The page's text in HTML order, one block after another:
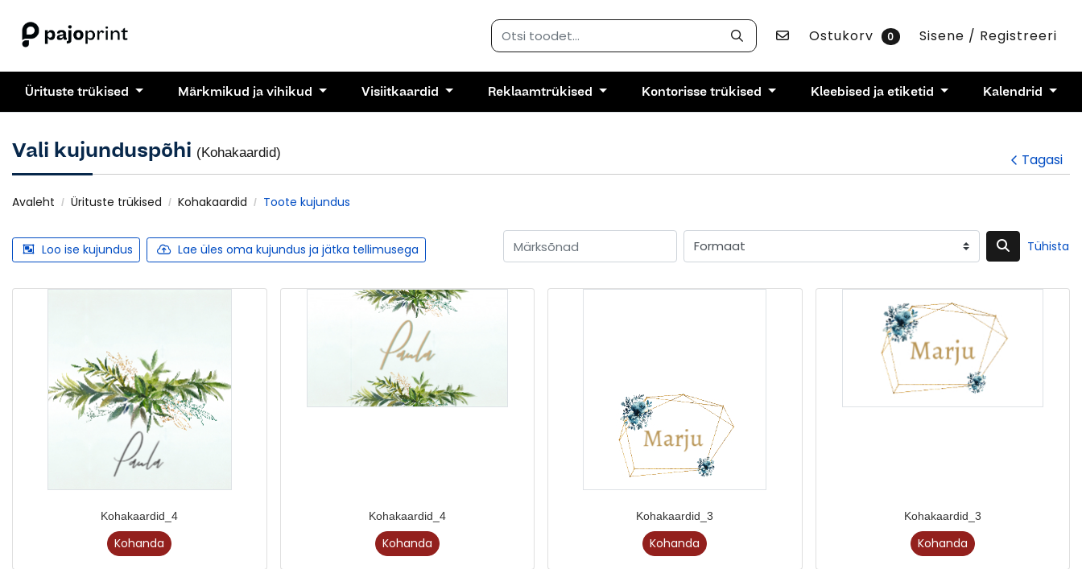
Võta ühendust
Ostukorv 0 Sisene / Registreeri
Ürituste trükised Märkmikud ja vihikud Visiitkaardid Reklaamtrükised Kontorisse trükised Kleebised ja etiketid Kalendrid
Vali kujunduspõhi (Kohakaardid) Tagasi
Avaleht Ürituste trükised Kohakaardid Toote kujundus
Loo ise kujundus Lae üles oma kujundus ja jätka tellimusega Tühista
Kohakaardid_4
Kohanda
Kohakaardid_4
Kohanda
Kohakaardid_3
Kohanda
Kohakaardid_3
Kohanda